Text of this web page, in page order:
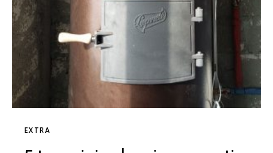
EXTRA